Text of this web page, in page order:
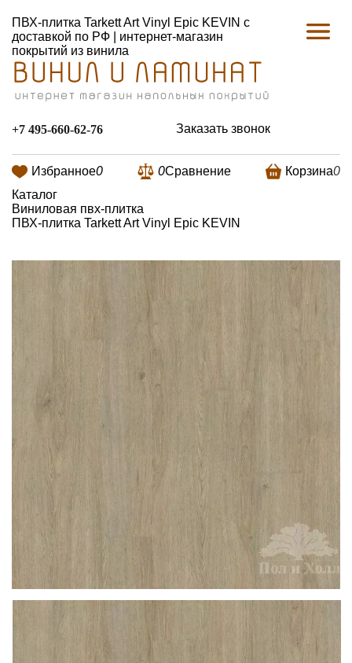
ПВХ-плитка Tarkett Art Vinyl Epic KEVIN с
доставкой по РФ | интернет-магазин
покрытий из винила
+7 495-660-62-76 Заказать звонок
Избранное0 0Сравнение Корзина0
Каталог
Виниловая пвх-плитка
ПВХ-плитка Tarkett Art Vinyl Epic KEVIN